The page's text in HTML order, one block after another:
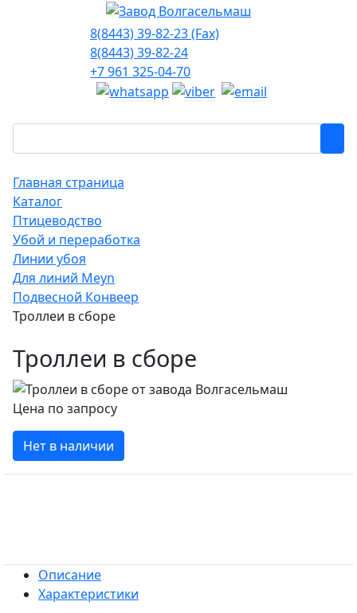
8(8443) 39-82-23 (Fax)
8(8443) 39-82-24
+7 961 325-04-70
Главная страница
Каталог
Птицеводство
Убой и переработка
Линии убоя
Для линий Meyn
Подвесной Конвеер
Троллеи в сборе
Троллеи в сборе
Цена по запросу
Нет в наличии
Описание
Характеристики